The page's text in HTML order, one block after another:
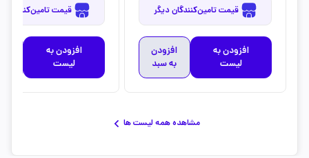
قیمت تامین‌کنندگان دیگر
افزودن به
لیست
افزودن
به سبد
قیمت تامین‌کنندگان دیگر
افزودن به
لیست
مشاهده همه لیست ها